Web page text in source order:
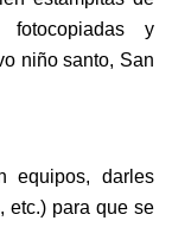
y
niño santo, San
equipos, darles
etc.) para que se